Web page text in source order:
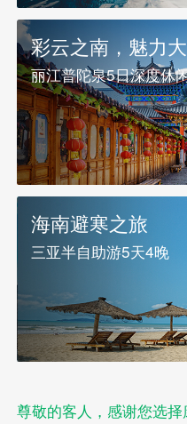
彩云之南，魅力
丽江普陀泉5日深度休
海南避寒之旅
三亚半自助游5天4晚
尊敬的客人，感谢您选择